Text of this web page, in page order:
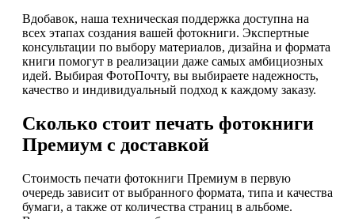
Вдобавок, наша техническая поддержка доступна на
всех этапах создания вашей фотокниги. Экспертные
консультации по выбору материалов, дизайна и формата
книги помогут в реализации даже самых амбициозных
идей. Выбирая ФотоПочту, вы выбираете надежность,
качество и индивидуальный подход к каждому заказу.
Сколько стоит печать фотокниги
Премиум с доставкой
Стоимость печати фотокниги Премиум в первую
очередь зависит от выбранного формата, типа и качества
бумаги, а также от количества страниц в альбоме.